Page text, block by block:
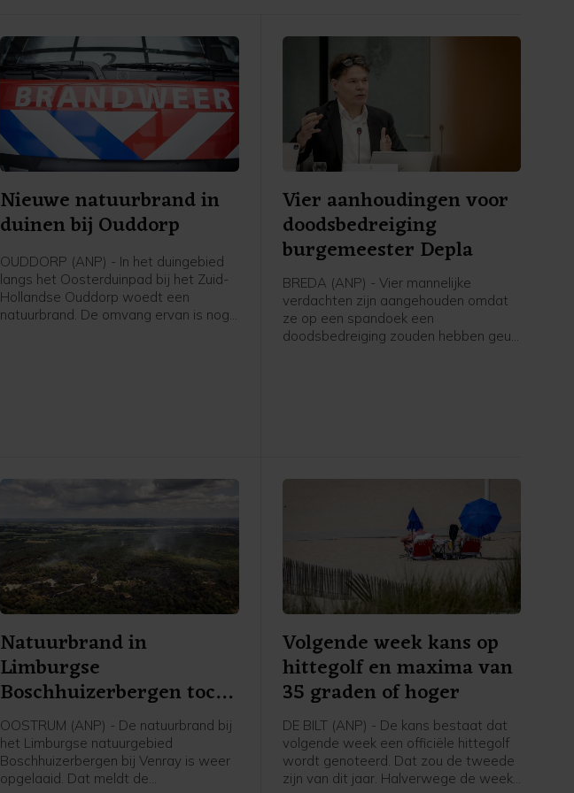
Nieuwe natuurbrand in
duinen bij Ouddorp
OUDDORP (ANP) - In het duingebied
langs het Oosterduinpad bij het Zuid-
Hollandse Ouddorp woedt een
natuurbrand. De omvang ervan is nog
Vier aanhoudingen voor
doodsbedreiging
burgemeester Depla
BREDA (ANP) - Vier mannelijke
verdachten zijn aangehouden omdat
ze op een spandoek een
doodsbedreiging zouden hebben geuit
Natuurbrand in
Limburgse
Boschhuizerbergen toch
weer opgelaaid
OOSTRUM (ANP) - De natuurbrand bij
het Limburgse natuurgebied
Boschhuizerbergen bij Venray is weer
opgelaaid. Dat meldt de
Volgende week kans op
hittegolf en maxima van
35 graden of hoger
DE BILT (ANP) - De kans bestaat dat
volgende week een officiële hittegolf
wordt genoteerd. Dat zou de tweede
zijn van dit jaar. Halverwege de week